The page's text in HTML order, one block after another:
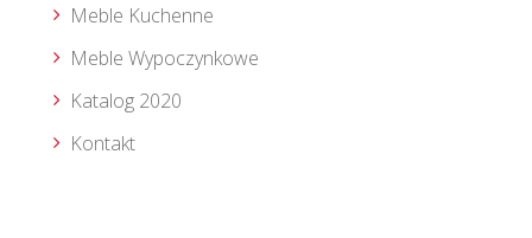
Meble Kuchenne
Meble Wypoczynkowe
Katalog 2020
Kontakt